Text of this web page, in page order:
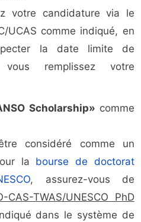
votre candidature via le
UCAS comme indiqué, en
la date limite de
vous remplissez votre
Scholarship» comme
considéré comme un
la bourse de doctorat
, assurez-vous de
CAS-TWAS/UNESCO PhD
dans le système de